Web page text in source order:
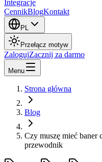
Integracje
CennikBlogKontakt
PL
Przełącz motyw
ZalogujZacznij za darmo
Menu
Strona główna
Blog
Czy muszę mieć baner
przewodnik